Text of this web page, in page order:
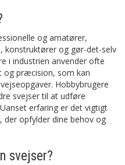
og amatører,
konstruktører og gør-det-selv
i industrien anvender ofte
og præcision, som kan
Hobbybrugere
svejser til at udføre
erfaring er det vigtigt
opfylder dine behov og
svejser?